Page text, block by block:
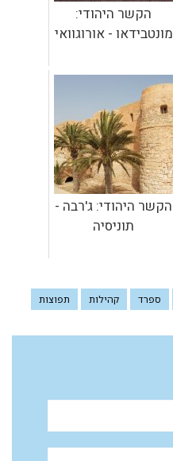
הקשר היהודי:
מונטבידאו - אורוגוואי
הקשר היהודי: ג'רבה -
תוניסיה
ספרד קהילות תפוצות